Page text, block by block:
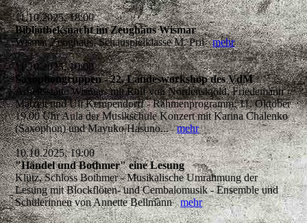
11.10.2025, 18:00
Bibliotheksnacht im Zeughaus Wismar
Wismar Zeughaus, Schauspielklasse M. Prilmehr
11.10.2025, 10:00
Saxophongruppen - 22. Landesworkshop des VdM
Arbeitsstätte Wismar- mit Rolf von Nordenskjöld, Friedemann
Matzeit und Uli Kempendorff - Rahmenprogramm: 11. Oktober
19.00 Uhr Aula der Musikschule Konzert mit Karina Chalenko
(Saxophon) und Mayuko Hasuno...mehr
10.10.2025, 19:00
"Händel und Bothmer" eine Lesung
Klütz, Schloss Bothmer - Musikalische Umrahmung der
Lesung mit Blockflöten- und Cembalomusik - Ensemble und
Schülerinnen von Annette Bellmannmehr